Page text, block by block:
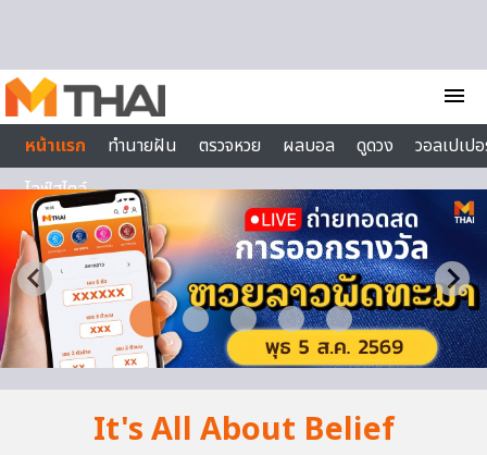
menu
หน้าแรก
ทำนายฝัน ตรวจหวย ผลบอล ดูดวง
วอลเปเป
ไลฟ์สไตล์
It's All About Belief